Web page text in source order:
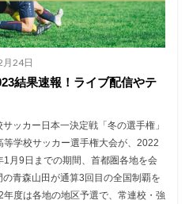
24日
結果速報！ライブ配信やテ
ッカー日本一決定戦「冬の選手権」
学校サッカー選手権大会が、2022
月9日までの期間、首都圏各地を会
青森山田が通算3回目の全国制覇を
度は各地の地区予選で、常連校・強